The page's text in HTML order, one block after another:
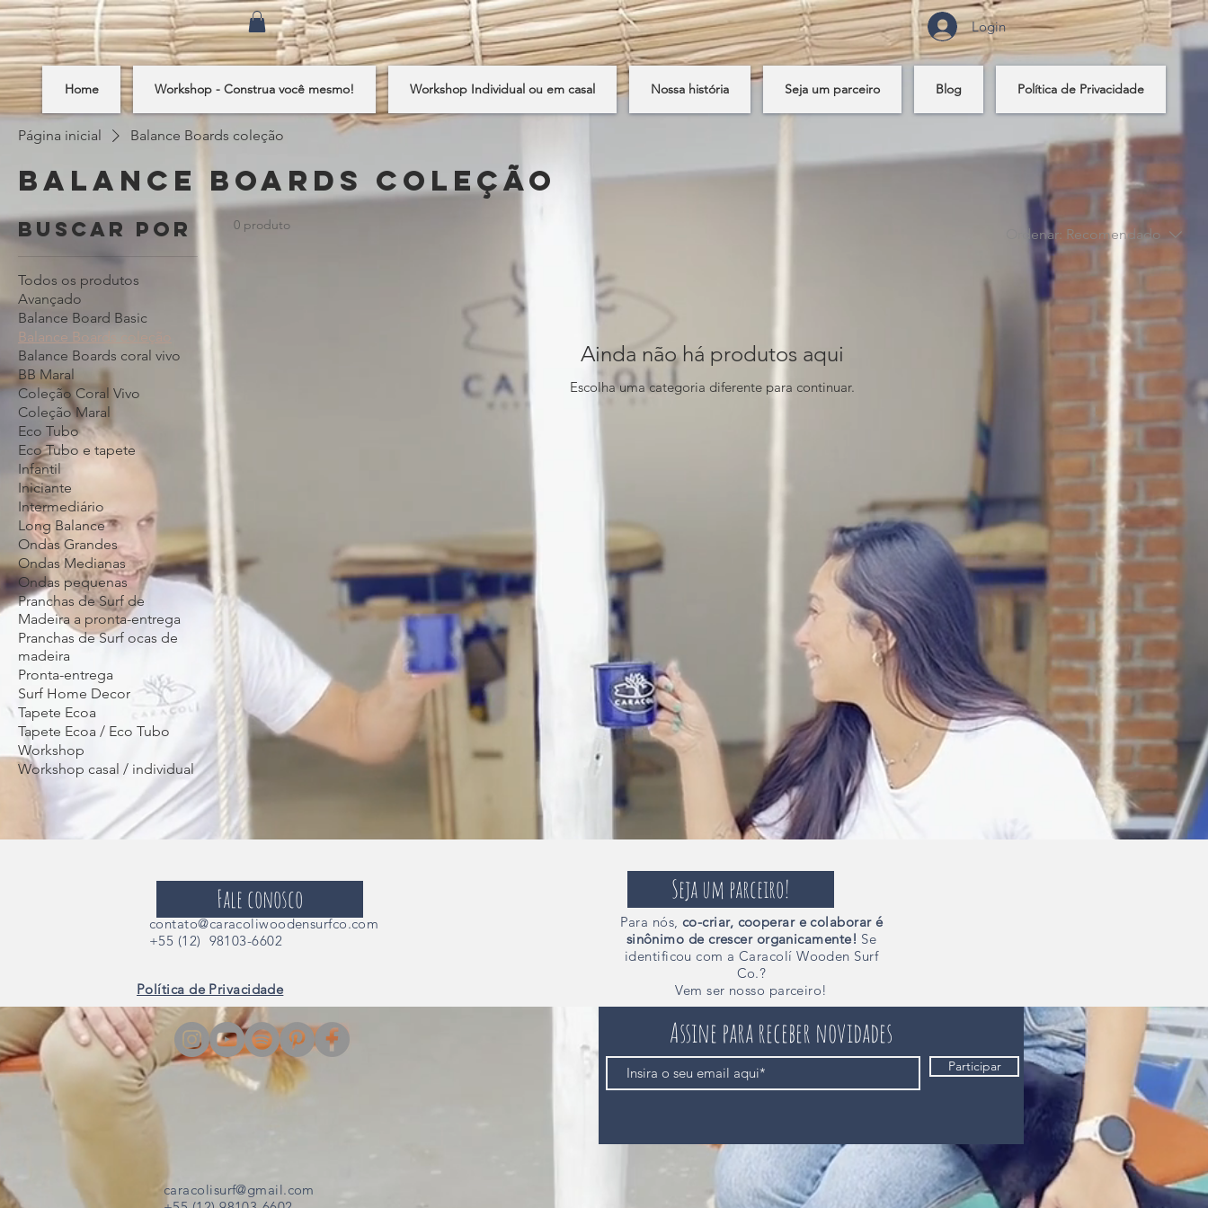
Login
Home Workshop - Construa você mesmo! Workshop Individual ou em casal Nossa história Seja um parceiro Blog Política de Privacidade
Página inicial Balance Boards coleção
Balance Boards coleção
Buscar por
Todos os produtos
Avançado
Balance Board Basic
Balance Boards coleção
Balance Boards coral vivo
BB Maral
Coleção Coral Vivo
Coleção Maral
Eco Tubo
Eco Tubo e tapete
Infantil
Iniciante
Intermediário
Long Balance
Ondas Grandes
Ondas Medianas
Ondas pequenas
Pranchas de Surf de
Madeira a pronta-entrega
Pranchas de Surf ocas de
madeira
Pronta-entrega
Surf Home Decor
Tapete Ecoa
Tapete Ecoa / Eco Tubo
Workshop
Workshop casal / individual
0 produto
Ordenar: Recomendado
Ainda não há produtos aqui
Escolha uma categoria diferente para continuar.
Fale conosco
contato@caracoliwoodensurfco.com
+55 (12) 98103-6602
Política de Privacidade
Seja um parceiro!
Para nós,co-criar, cooperar e colaborar é
sinônimo de crescer organicamente! Se
identificou com a Caracolí Wooden Surf
Co.?
Vem ser nosso parceiro!
Assine para receber novidades
Participar
caracolisurf@gmail.com